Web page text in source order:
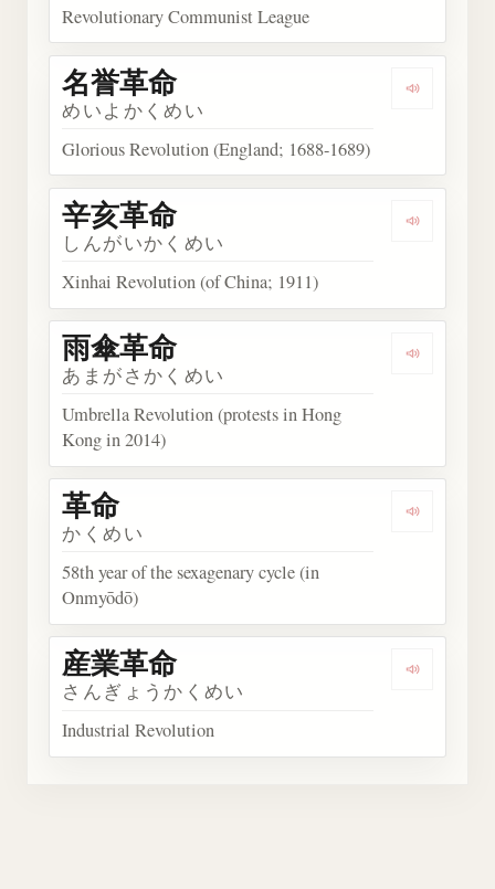
Revolutionary Communist League
Listen to
名誉革命
めいよかくめい
Glorious Revolution (England; 1688-1689)
Listen to
辛亥革命
しんがいかくめい
Xinhai Revolution (of China; 1911)
Listen to
雨傘革命
あまがさかくめい
Umbrella Revolution (protests in Hong
Kong in 2014)
Listen to
革命
かくめい
58th year of the sexagenary cycle (in
Onmyōdō)
Listen to
産業革命
さんぎょうかくめい
Industrial Revolution